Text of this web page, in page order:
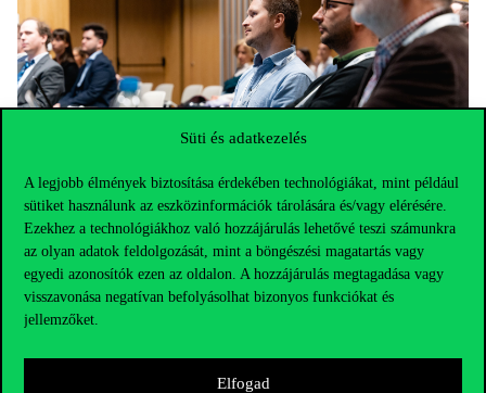
Süti és adatkezelés
A legjobb élmények biztosítása érdekében technológiákat, mint például
sütiket használunk az eszközinformációk tárolására és/vagy elérésére.
Ezekhez a technológiákhoz való hozzájárulás lehetővé teszi számunkra
az olyan adatok feldolgozását, mint a böngészési magatartás vagy
egyedi azonosítók ezen az oldalon. A hozzájárulás megtagadása vagy
visszavonása negatívan befolyásolhat bizonyos funkciókat és
jellemzőket.
Elfogad